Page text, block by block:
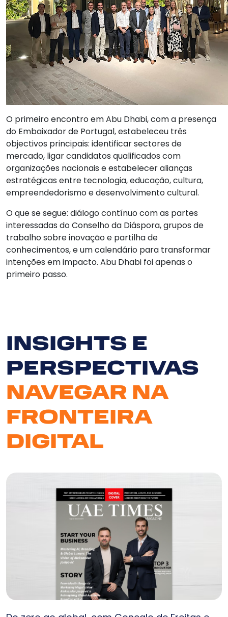
O primeiro encontro em Abu Dhabi, com a presença
do Embaixador de Portugal, estabeleceu três
objectivos principais: identificar sectores de
mercado, ligar candidatos qualificados com
organizações nacionais e estabelecer alianças
estratégicas entre tecnologia, educação, cultura,
empreendedorismo e desenvolvimento cultural.
O que se segue: diálogo contínuo com as partes
interessadas do Conselho da Diáspora, grupos de
trabalho sobre inovação e partilha de
conhecimentos, e um calendário para transformar
intenções em impacto. Abu Dhabi foi apenas o
primeiro passo.
INSIGHTS E
PERSPECTIVAS
NAVEGAR NA
FRONTEIRA
DIGITAL